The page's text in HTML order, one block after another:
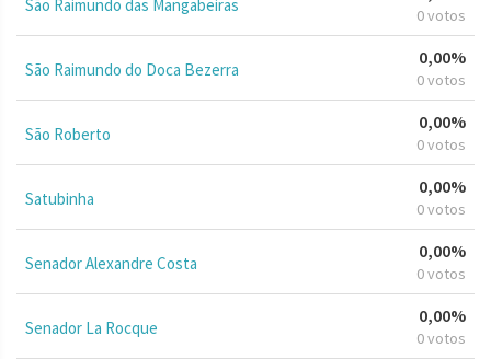
São Raimundo das Mangabeiras 0 votos
São Raimundo do Doca Bezerra
0,00%
0 votos
São Roberto
0,00%
0 votos
Satubinha
0,00%
0 votos
Senador Alexandre Costa
0,00%
0 votos
Senador La Rocque
0,00%
0 votos